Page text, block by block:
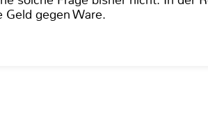
gegen Ware.